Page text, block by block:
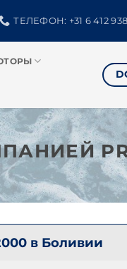
ТЕЛЕФОН: +31 6 412 938
в Боливии